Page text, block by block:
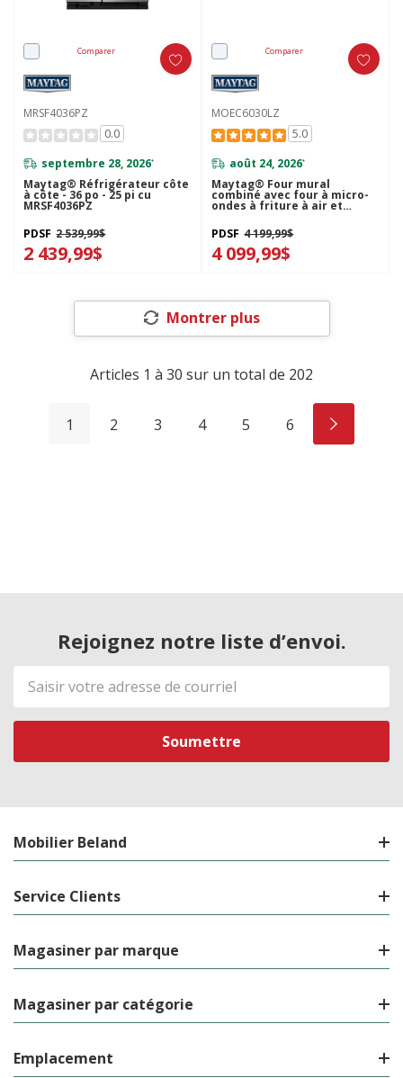
Comparer
MRSF4036PZ
0.0
septembre 28, 2026*
Maytag® Réfrigérateur côte
à côte - 36 po - 25 pi cu
MRSF4036PZ
PDSF 2 539,99$
2 439,99$
Comparer
MOEC6030LZ
5.0
août 24, 2026*
Maytag® Four mural
combiné avec four à micro-
ondes à friture à air et
MOEC6030LZ
PDSF 4 199,99$
4 099,99$
Montrer plus
Articles 1 à 30 sur un total de 202
1 2 3 4 5 6
Rejoignez notre liste d’envoi.
Adresse
de
courriel
Mobilier Beland
Service Clients
Magasiner par marque
Magasiner par catégorie
Emplacement